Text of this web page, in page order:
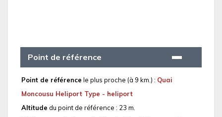
Point de référence
Point de référence le plus proche (à 9 km.) : Quai
Moncousu Heliport Type - heliport
Altitude du point de référence : 23 m.